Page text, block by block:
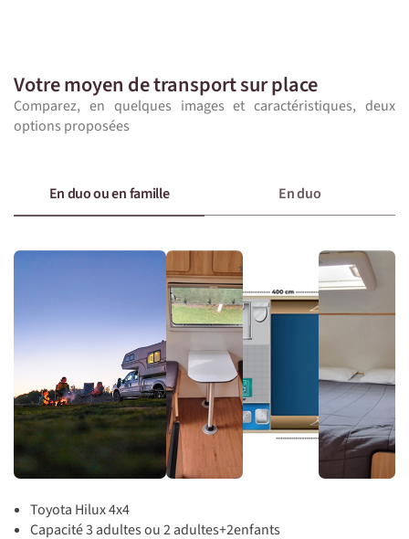
Votre moyen de transport sur place
Comparez, en quelques images et caractéristiques, deux
options proposées
En duo ou en famille En duo
Toyota Hilux 4x4
Capacité 3 adultes ou 2 adultes+2enfants